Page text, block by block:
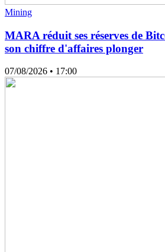
Mining
MARA réduit ses réserves de
son chiffre d'affaires plonger
07/08/2026 • 17:00